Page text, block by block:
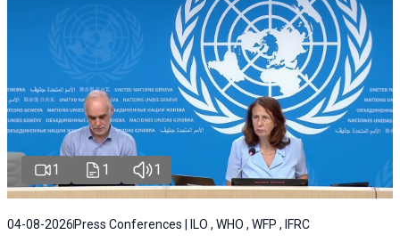
1 1 1
04-08-2026 Press Conferences | ILO , WHO , WFP , IFRC